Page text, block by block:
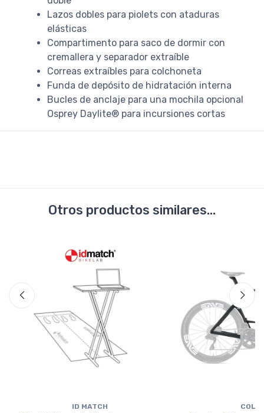
Lazos dobles para piolets con ataduras
elásticas
Compartimento para saco de dormir con
cremallera y separador extraíble
Correas extraíbles para colchoneta
Funda de depósito de hidratación interna
Bucles de anclaje para una mochila opcional
Osprey Daylite® para incursiones cortas
Otros productos similares...
ID MATCH